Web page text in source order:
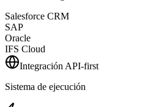
Salesforce CRM
SAP
Oracle
IFS Cloud
Integración API-first
Sistema de ejecución